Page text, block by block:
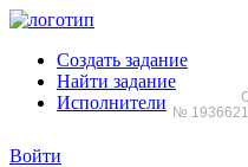
Создать задание
Найти задание
Исполнители №
Войти